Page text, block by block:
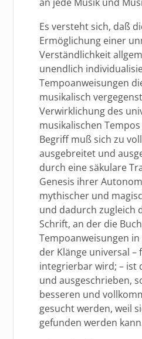
Es versteht sich, daß
Ermöglichung einer
Verständlichkeit
unendlich
Tempoanweisungen
musikalisch
Verwirklichung des
musikalischen
Begriff muß sich zu
ausgebreitet und
durch eine säkulare
Genesis ihrer
mythischer und
und dadurch zugleich
Schrift, an der die
Tempoanweisungen
der Klänge universal
integrierbar wird; – ist
und ausgeschrieben,
besseren und
gesucht werden, weil
gefunden werden